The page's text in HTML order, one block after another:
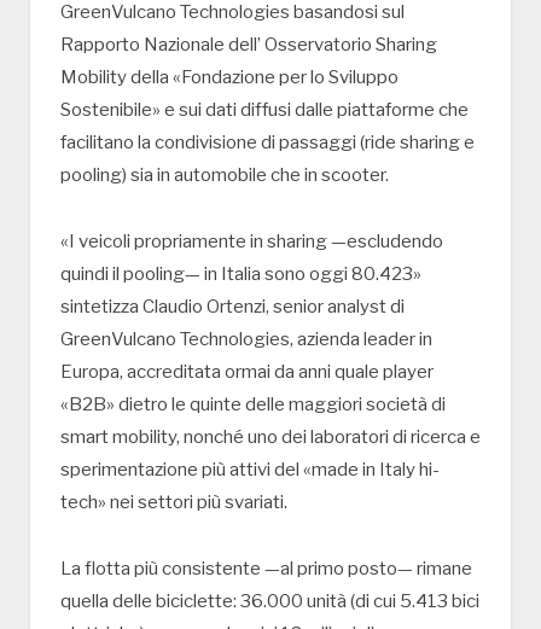
GreenVulcano Technologies basandosi sul
Rapporto Nazionale dell’ Osservatorio Sharing
Mobility della «Fondazione per lo Sviluppo
Sostenibile» e sui dati diffusi dalle piattaforme che
facilitano la condivisione di passaggi (ride sharing e
pooling) sia in automobile che in scooter.
«I veicoli propriamente in sharing —escludendo
quindi il pooling— in Italia sono oggi 80.423»
sintetizza Claudio Ortenzi, senior analyst di
GreenVulcano Technologies, azienda leader in
Europa, accreditata ormai da anni quale player
«B2B» dietro le quinte delle maggiori società di
smart mobility, nonché uno dei laboratori di ricerca e
sperimentazione più attivi del «made in Italy hi-
tech» nei settori più svariati.
La flotta più consistente —al primo posto— rimane
quella delle biciclette: 36.000 unità (di cui 5.413 bici